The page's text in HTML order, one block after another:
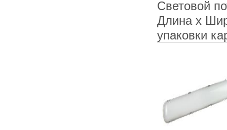
Световой
Длина х
упаковки